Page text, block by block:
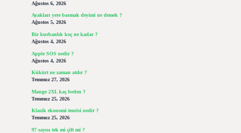
Ağustos 6, 2026
Ayakları yere basmak deyimi ne demek ?
Ağustos 5, 2026
Bir kurbanlık koç ne kadar ?
Ağustos 4, 2026
Apple SOS nedir ?
Ağustos 4, 2026
Kükürt ne zaman atılır ?
Temmuz 27, 2026
Mango 2XL kaç beden ?
Temmuz 25, 2026
Klasik ekonomi teorisi nedir ?
Temmuz 25, 2026
97 sayısı tek mi çift mi ?